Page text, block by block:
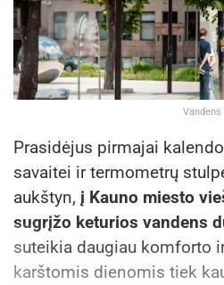
Prasidėjus pirmajai
savaitei ir termometrų
aukštyn, į Kauno miesto
sugrįžo keturios vandens
suteikia daugiau komforto
karštomis dienomis tiek